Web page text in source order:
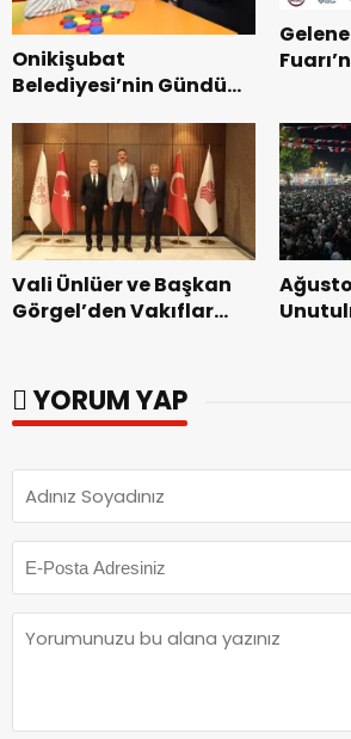
Onikişubat
Belediyesi’nin Gündüz
dönemin ön kayıtları
başladı.
Vali Ünlüer ve Başkan
Görgel’den Vakıflar
YORUM YAP